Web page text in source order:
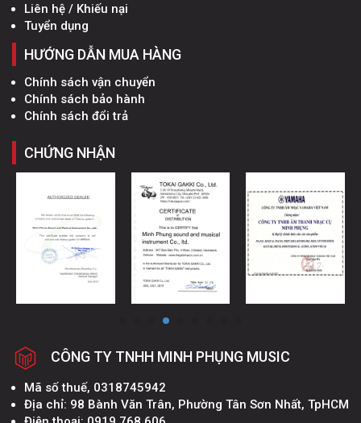
Liên hệ / Khiếu nại
Tuyển dụng
HƯỚNG DẪN MUA HÀNG
Chính sách vận chuyển
Chính sách bảo hành
Chính sách đổi trả
CHỨNG NHẬN
CÔNG TY TNHH MINH PHỤNG MUSIC
Mã số thuế, 0318745942
Địa chỉ: 98 Bành Văn Trân, Phường Tân Sơn Nhất, TpHCM